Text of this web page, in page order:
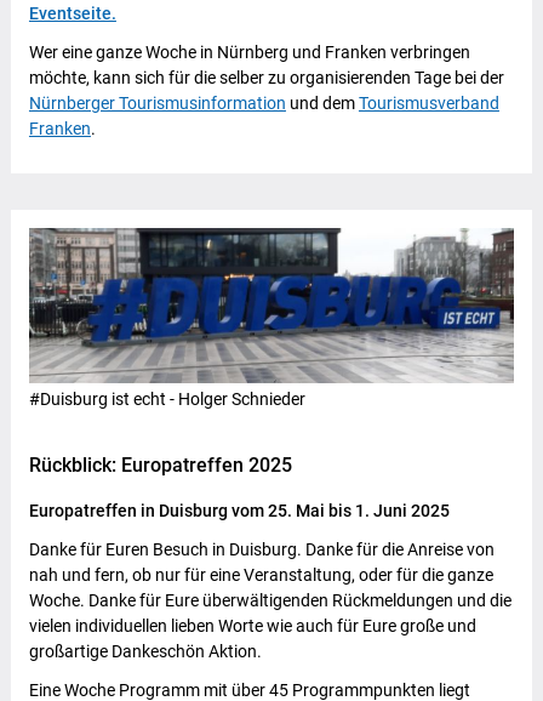
Eventseite.
Wer eine ganze Woche in Nürnberg und Franken verbringen
möchte, kann sich für die selber zu organisierenden Tage bei der
Nürnberger Tourismusinformation und demTourismusverband
Franken.
#Duisburg ist echt - Holger Schnieder
Rückblick: Europatreffen 2025
Europatreffen in Duisburg vom 25. Mai bis 1. Juni 2025
Danke für Euren Besuch in Duisburg. Danke für die Anreise von
nah und fern, ob nur für eine Veranstaltung, oder für die ganze
Woche. Danke für Eure überwältigenden Rückmeldungen und die
vielen individuellen lieben Worte wie auch für Eure große und
großartige Dankeschön Aktion.
Eine Woche Programm mit über 45 Programmpunkten liegt